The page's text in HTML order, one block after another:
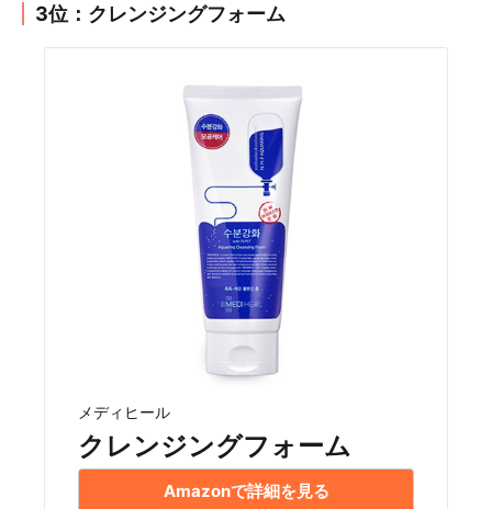
3位：クレンジングフォーム
メディヒール
クレンジングフォーム
Amazonで詳細を見る